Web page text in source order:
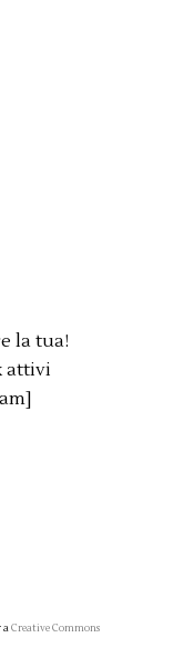
la tua!
attivi
aCreative Commons